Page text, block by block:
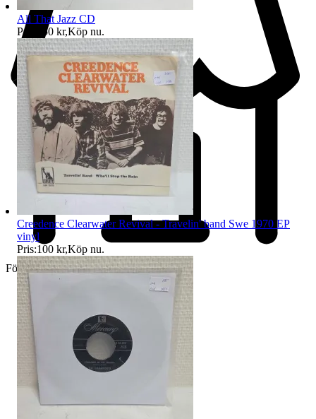
Företag
All That Jazz CD
Pris:
350 kr,Köp nu.
Creedence Clearwater Revival - Travelin' band Swe 1970 EP
vinyl
Pris:100 kr,Köp nu.